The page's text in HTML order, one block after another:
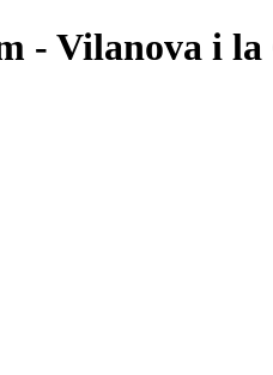
- Vilanova i